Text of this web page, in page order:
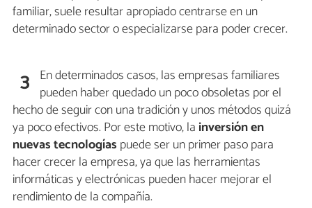
familiar, suele resultar apropiado centrarse en un
determinado sector o especializarse para poder crecer.
3 En determinados casos, las empresas familiares
pueden haber quedado un poco obsoletas por el
hecho de seguir con una tradición y unos métodos quizá
ya poco efectivos. Por este motivo, la inversión en
nuevas tecnologías puede ser un primer paso para
hacer crecer la empresa, ya que las herramientas
informáticas y electrónicas pueden hacer mejorar el
rendimiento de la compañía.